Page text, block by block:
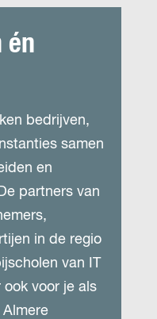
én
bedrijven,
samen
en
partners van
in de regio
van IT
ook voor je als
Almere